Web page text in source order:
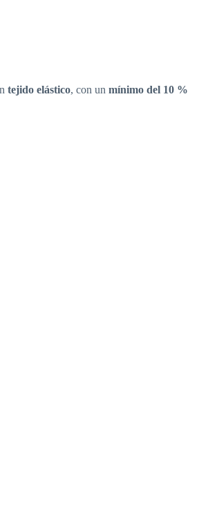
tejido elástico, con un mínimo del 10 %